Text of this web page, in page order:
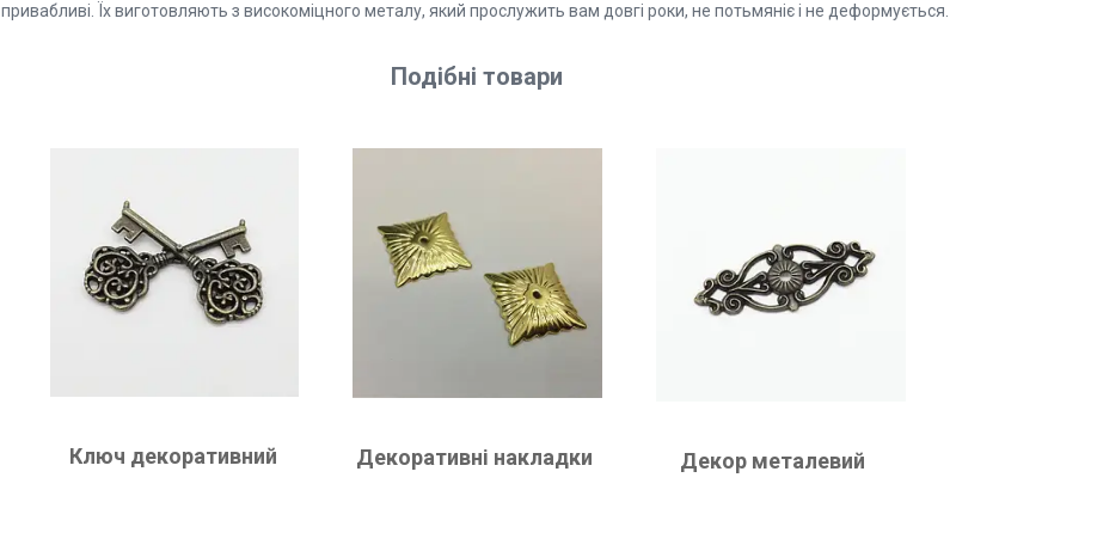
привабливі. Їх виготовляють з високоміцного металу, який прослужить вам довгі роки, не потьмяніє і не деформується.
Подібні товари
Ключ декоративний Декоративні накладки Декор металевий